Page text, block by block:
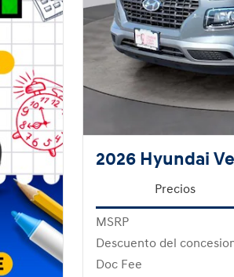
2026 Hyundai
Precios
MSRP
Descuento del
Doc Fee